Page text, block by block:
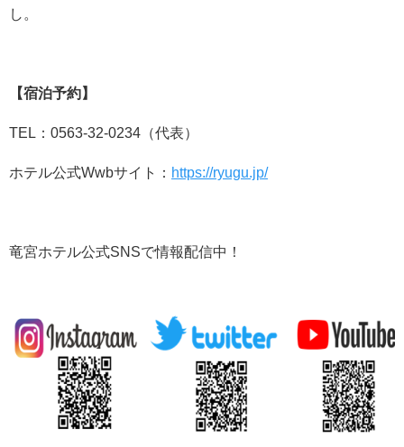
し。
【宿泊予約】
TEL：0563-32-0234（代表）
ホテル公式Wwbサイト： https://ryugu.jp/
竜宮ホテル公式SNSで情報配信中！